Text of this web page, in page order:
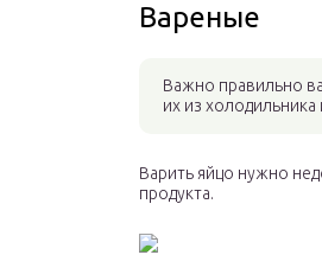
Вареные
Важно правильно
их из
Варить яйцо нужно
продукта.